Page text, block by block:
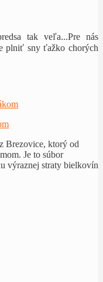
tak veľa...Pre nás
plniť sny ťažko chorých
Brezovice, ktorý od
Je to súbor
výraznej straty bielkovín